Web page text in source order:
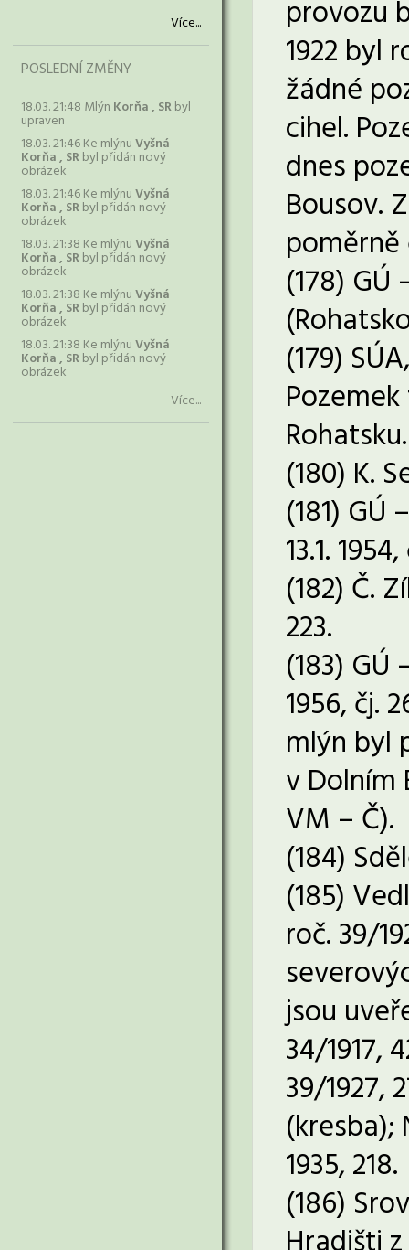
Více...
POSLEDNÍ ZMĚNY
18.03. 21:48 Mlýn Korňa , SRbyl
upraven
18.03. 21:46 Ke mlýnuVyšná
Korňa , SRbyl přidán nový
obrázek
18.03. 21:46 Ke mlýnuVyšná
Korňa , SRbyl přidán nový
obrázek
18.03. 21:38 Ke mlýnuVyšná
Korňa , SRbyl přidán nový
obrázek
18.03. 21:38 Ke mlýnuVyšná
Korňa , SRbyl přidán nový
obrázek
18.03. 21:38 Ke mlýnuVyšná
Korňa , SRbyl přidán nový
obrázek
Více...
provozu
1922 byl
žádné
cihel.
dnes
Bousov.
poměrně
(178) GÚ
(179)
Rohatsku.
(180) K.
(181)
13.1.
(182) Č.
223.
(183)
1956, čj.
mlýn byl
v Dolním
VM – Č).
(184)
(185)
roč. 39/
jsou
34/1917,
39/1927,
(kresba);
1935, 218.
(186)